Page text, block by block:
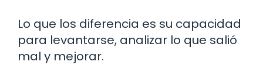
Lo que los diferencia es su capacidad
para levantarse, analizar lo que salió
mal y mejorar.